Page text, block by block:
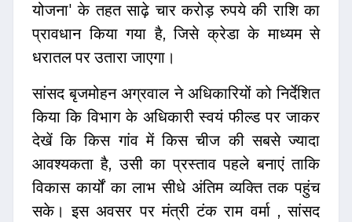
योजना' के तहत साढ़े चार करोड़ रुपये की राशि का
प्रावधान किया गया है, जिसे क्रेडा के माध्यम से
धरातल पर उतारा जाएगा।
सांसद बृजमोहन अग्रवाल ने अधिकारियों को निर्देशित
किया कि विभाग के अधिकारी स्वयं फील्ड पर जाकर
देखें कि किस गांव में किस चीज की सबसे ज्यादा
आवश्यकता है, उसी का प्रस्ताव पहले बनाएं ताकि
विकास कार्यों का लाभ सीधे अंतिम व्यक्ति तक पहुंच
सके। इस अवसर पर मंत्री टंक राम वर्मा , सांसद